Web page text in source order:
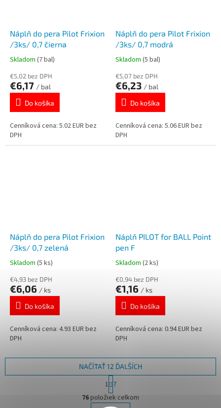
Náplň do pera Pilot Frixion
/3ks/ 0,7 čierna
Skladom (7 bal)
€5,02 bez DPH
€6,17 / bal
Do košíka
Cenníková cena: 5.02 EUR bez
DPH
Náplň do pera Pilot Frixion
/3ks/ 0,7 modrá
Skladom (5 bal)
€5,07 bez DPH
€6,23 / bal
Do košíka
Cenníková cena: 5.06 EUR bez
DPH
Náplň do pera Pilot Frixion
/3ks/ 0,7 zelená
Skladom (5 ks)
€4,93 bez DPH
€6,06 / ks
Do košíka
Cenníková cena: 4.93 EUR bez
DPH
Náplň PILOT for BALL Point
pen F
Skladom (2 ks)
€0,94 bez DPH
€1,16 / ks
Do košíka
Cenníková cena: 0.94 EUR bez
DPH
O
v
NAČÍTAŤ 12 ĎALŠÍCH
t
r
á
1 7
76položiek celkom